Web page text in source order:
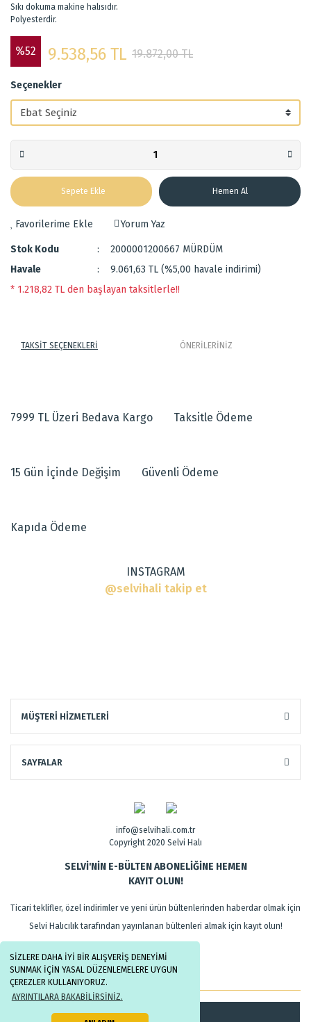
SİZLERE DAHA İYİ BİR ALIŞVERİŞ DENEYİMİ
SUNMAK İÇİN YASAL DÜZENLEMELERE UYGUN
ÇEREZLER KULLANIYORUZ.
AYRINTILARA BAKABİLİRSİNİZ.
Sıkı dokuma makine halısıdır.
Polyesterdir.
%52 9.538,56 TL 19.872,00 TL
Seçenekler
Sepete Ekle Hemen Al
Yorum Yaz
Stok Kodu
2000001200667 MÜRDÜM
Havale
9.061,63 TL (%5,00 havale indirimi)
* 1.218,82 TL den başlayan taksitlerle!!
TAKSİT SEÇENEKLERİ ÖNERİLERİNİZ
Görüş ve önerileriniz için teşekkür ederiz.
Ürün açıklamasında eksik bilgiler bulunuyor.
Bu ürüne benzer farklı alternatifler olmalı.
7999 TL Üzeri Bedava Kargo Taksitle Ödeme
15 Gün İçinde Değişim Güvenli Ödeme
Kapıda Ödeme
INSTAGRAM
@selvihali takip et
MÜŞTERİ HİZMETLERİ
SAYFALAR
info@selvihali.com.tr
Copyright 2020 Selvi Halı
SELVİ'NİN E-BÜLTEN ABONELİĞİNE HEMEN
KAYIT OLUN!
Ticari teklifler, özel indirimler ve yeni ürün bültenlerinden haberdar olmak için
Selvi Halıcılık tarafından yayınlanan bültenleri almak için kayıt olun!
Kayıt Ol